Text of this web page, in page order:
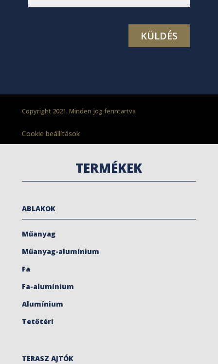
Copyright 2021. Minden jog fenntartva
Cookie beállítások
TERMÉKEK
ABLAKOK
Műanyag
Műanyag-alumínium
Fa
Fa-alumínium
Alumínium
Tetőtéri
TERASZ AJTÓK